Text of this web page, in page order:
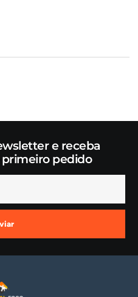
e receba
pedido